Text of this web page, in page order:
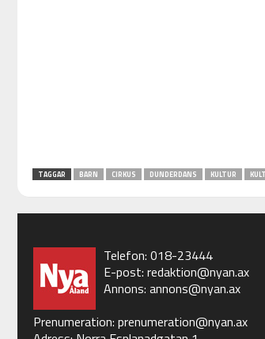
TAGGAR BARN CIRKUS DUNDERDANS KULTUR
Telefon: 018-23444
E-post: redaktion@nyan.ax
Annons: annons@nyan.ax
Prenumeration: prenumeration@nyan.ax